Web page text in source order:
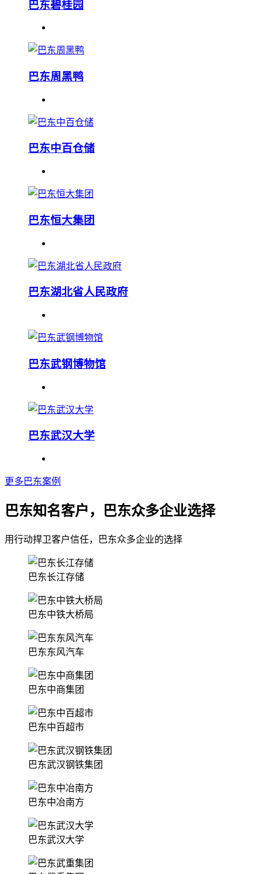
巴东碧桂园
巴东周黑鸭
巴东中百仓储
巴东恒大集团
巴东湖北省人民政府
巴东武钢博物馆
巴东武汉大学
更多巴东案例
巴东知名客户，巴东众多企业选择
用行动捍卫客户信任，巴东众多企业的选择
巴东长江存储
巴东中铁大桥局
巴东东风汽车
巴东中商集团
巴东中百超市
巴东武汉钢铁集团
巴东中冶南方
巴东武汉大学